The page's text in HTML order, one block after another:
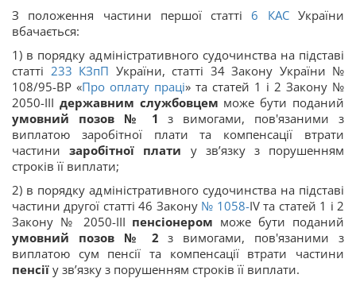
З положення частини першої статті 6 КАСУкраїни
вбачається:
1) в порядку адміністративного судочинства на підставі
статті 233 КЗпП України, статті 34 Закону України №
108/95-ВР «Про оплату праці» та статей 1 і 2 Закону №
2050-III державним службовцем може бути поданий
умовний
позов № 1 з вимогами, пов'язаними з
виплатою заробітної плати та компенсації втрати
частинизаробітної плати у зв’язку з порушенням
строків її виплати;
2) в порядку адміністративного судочинства на підставі
частини другої статті 46 Закону № 1058-IV та статей 1 і 2
Закону № 2050-III пенсіонером може бути поданий
умовний
позов № 2з вимогами, пов'язаними з
виплатою сум пенсії та компенсації втрати частини
пенсії у зв’язку з порушенням строків її виплати.